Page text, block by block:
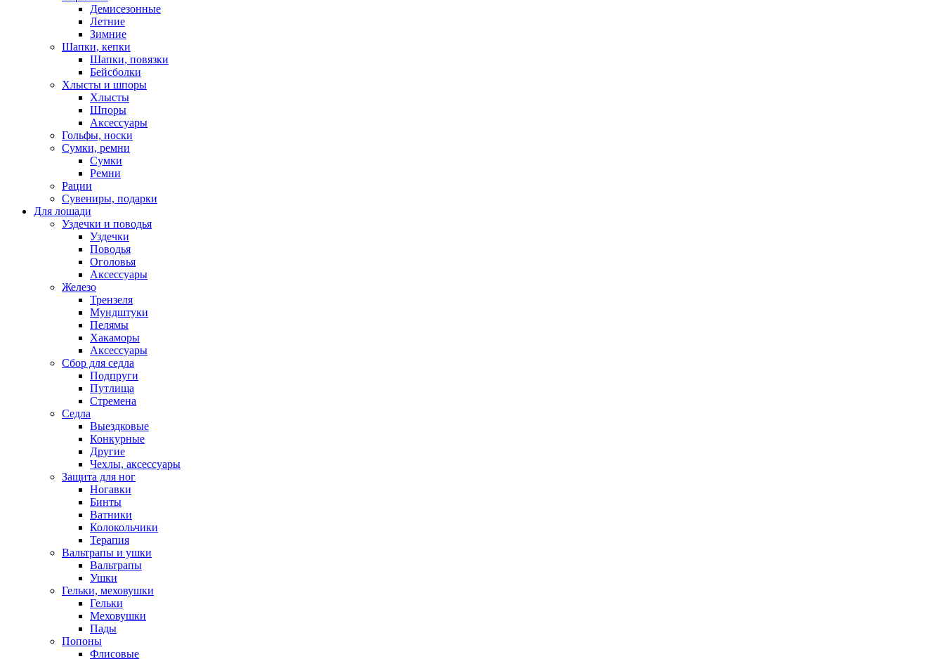
Демисезонные
Летние
Зимние
Шапки, кепки
Шапки, повязки
Бейсболки
Хлысты и шпоры
Хлысты
Шпоры
Аксессуары
Гольфы, носки
Сумки, ремни
Сумки
Ремни
Рации
Сувениры, подарки
Для лошади
Уздечки и поводья
Уздечки
Поводья
Оголовья
Аксессуары
Железо
Трензеля
Мундштуки
Пелямы
Хакаморы
Аксессуары
Сбор для седла
Подпруги
Путлища
Стремена
Седла
Выездковые
Конкурные
Другие
Чехлы, аксессуары
Защита для ног
Ногавки
Бинты
Ватники
Колокольчики
Терапия
Вальтрапы и ушки
Вальтрапы
Ушки
Гельки, меховушки
Гельки
Меховушки
Пады
Попоны
Флисовые